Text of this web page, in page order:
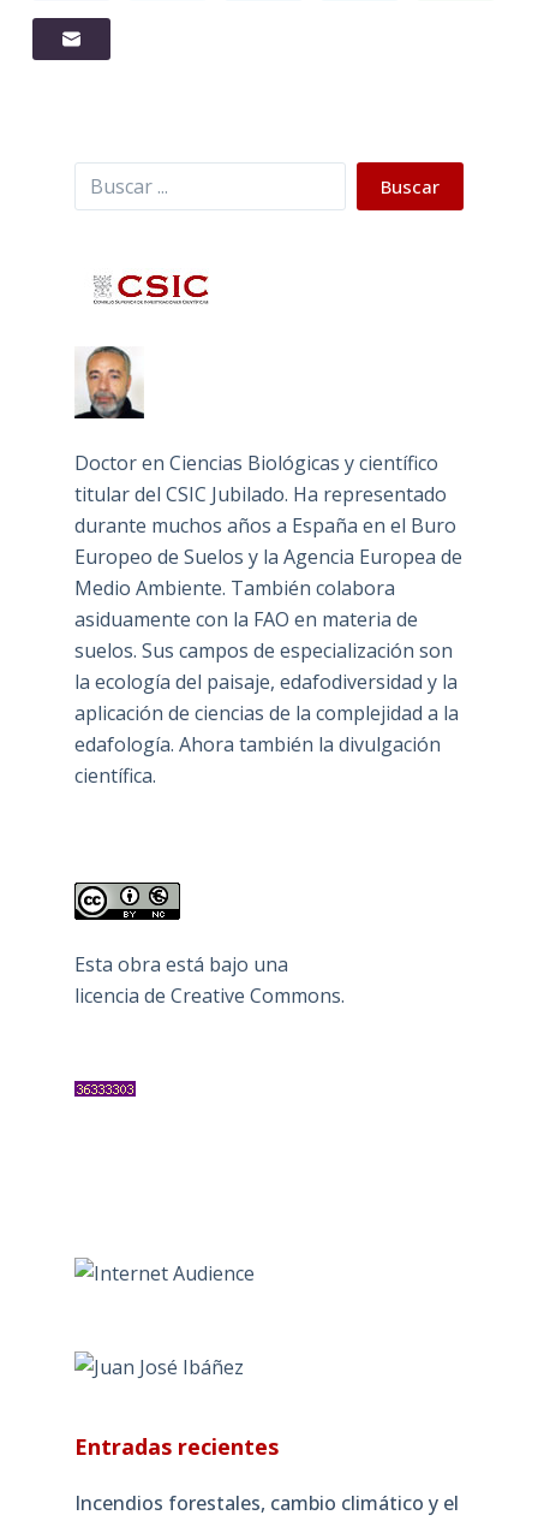
Buscar Buscar
Doctor en Ciencias Biológicas y científico
titular del CSIC Jubilado. Ha representado
durante muchos años a España en el Buro
Europeo de Suelos y la Agencia Europea de
Medio Ambiente. También colabora
asiduamente con la FAO en materia de
suelos. Sus campos de especialización son
la ecología del paisaje, edafodiversidad y la
aplicación de ciencias de la complejidad a la
edafología. Ahora también la divulgación
científica.
Esta obra está bajo una
licencia de Creative Commons.
Entradas recientes
Incendios forestales, cambio climático y el